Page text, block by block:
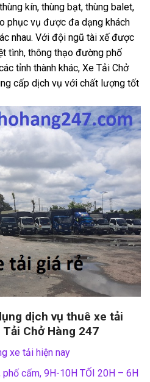
kín, thùng bạt, thùng balet,
phục vụ được đa dạng khách
nhau. Với đội ngũ tài xế được
tình, thông thạo đường phố
tỉnh thành khác, Xe Tải Chở
cấp dịch vụ với chất lượng tốt
dịch vụ thuê xe tải
Chở Hàng 247
xe tải hiện nay
cấm, 9H-10H TỐI 20H – 6H